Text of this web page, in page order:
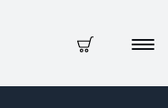
Panier